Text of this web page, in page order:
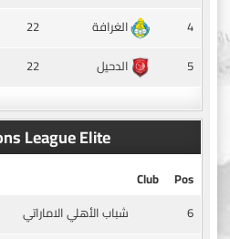
4
الغرافة 22
5
الدحيل 22
League Elite
Pos
Club
6
شباب الأهلي الاماراتي